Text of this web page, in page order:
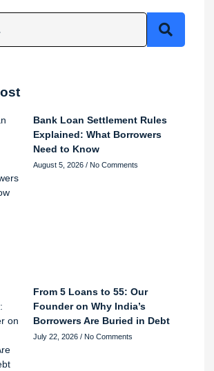
Bank Loan Settlement Rules
Explained: What Borrowers
Need to Know
August 5, 2026 No Comments
From 5 Loans to 55: Our
Founder on Why India’s
Borrowers Are Buried in Debt
July 22, 2026 No Comments